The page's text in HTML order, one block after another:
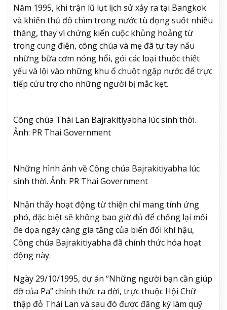
Năm 1995, khi trận lũ lụt lịch sử xảy ra tại Bangkok
và khiến thủ đô chìm trong nước tù đọng suốt nhiều
tháng, thay vì chứng kiến cuộc khủng hoảng từ
trong cung điện, công chúa và mẹ đã tự tay nấu
những bữa cơm nóng hổi, gói các loại thuốc thiết
yếu và lội vào những khu ổ chuột ngập nước để trực
tiếp cứu trợ cho những người bị mắc kẹt.
Công chúa Thái Lan Bajrakitiyabha lúc sinh thời.
Ảnh: PR Thai Government
Những hình ảnh về Công chúa Bajrakitiyabha lúc
sinh thời. Ảnh: PR Thai Government
Nhận thấy hoạt động từ thiện chỉ mang tính ứng
phó, đặc biệt sẽ không bao giờ đủ để chống lại mối
đe dọa ngày càng gia tăng của biến đổi khí hậu,
Công chúa Bajrakitiyabha đã chính thức hóa hoạt
động này.
Ngày 29/10/1995, dự án “Những người bạn cần giúp
đỡ của Pa” chính thức ra đời, trực thuộc Hội Chữ
thập đỏ Thái Lan và sau đó được đăng ký làm quỹ